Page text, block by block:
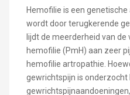
Hemofilie is een
wordt door terugkerende
lijdt de meerderheid van
hemofilie (PmH) aan zeer
hemofilie artropathie.
gewrichtspijn is onderzocht